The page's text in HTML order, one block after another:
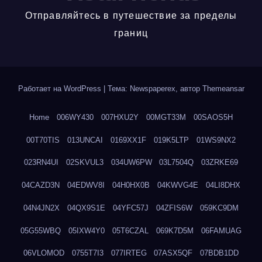
Отправляйтесь в путешествие за пределы
границ
Работает на WordPress Тема: Newspaperex, автор Themeansar
Home 006WY430 007HXU2Y 00MGT33M 00SAOS5H
00T70TIS 013UNCAI 0169XX1F 019K5LTP 01WS9NX2
023RN4UI 02SKVUL3 034UW6PW 03L7504Q 03ZRKE69
04CAZD3N 04EDWV8I 04H0HX0B 04KWVG4E 04LI8DHX
04N4JN2X 04QX9S1E 04YFC57J 04ZFIS6W 059KC9DM
05G55WBQ 05IXW4Y0 05T6CZAL 069K7D5M 06FAMUAG
06VLOMOD 0755T7I3 077IRTEG 07ASX5QF 07BDB1DD